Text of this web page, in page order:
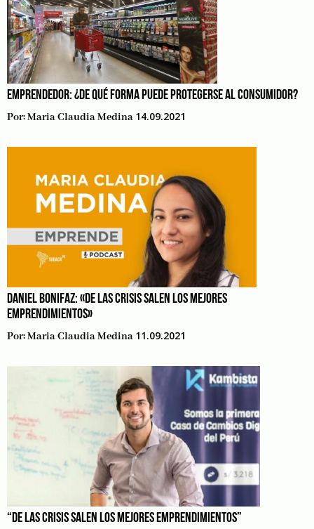
EMPRENDEDOR: ¿DE QUÉ FORMA PUEDE PROTEGERSE AL CONSUMIDOR?
Por:Maria Claudia Medina 14.09.2021
DANIEL BONIFAZ: «DE LAS CRISIS SALEN LOS MEJORES
EMPRENDIMIENTOS»
Por:Maria Claudia Medina 11.09.2021
“DE LAS CRISIS SALEN LOS MEJORES EMPRENDIMIENTOS”